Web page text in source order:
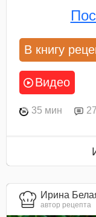
В книгу
Видео
35 мин 27
Ирина
автор рецепта